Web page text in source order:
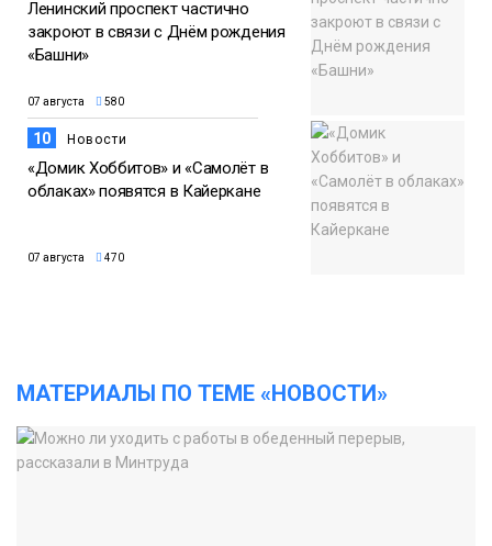
Ленинский проспект частично
закроют в связи с Днём рождения
«Башни»
07 августа 580
10 Новости
«Домик Хоббитов» и «Самолёт в
облаках» появятся в Кайеркане
07 августа 470
МАТЕРИАЛЫ ПО ТЕМЕ «НОВОСТИ»